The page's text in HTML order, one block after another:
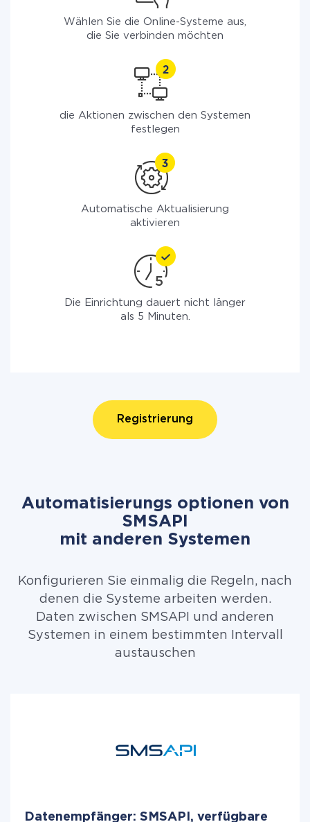
Wählen Sie die Online-Systeme aus,
die Sie verbinden möchten
die Aktionen zwischen den Systemen
festlegen
Automatische Aktualisierung
aktivieren
Die Einrichtung dauert nicht länger
als 5 Minuten.
Registrierung
Automatisierungs optionen von
SMSAPI
mit anderen Systemen
Konfigurieren Sie einmalig die Regeln, nach
denen die Systeme arbeiten werden.
Daten zwischen SMSAPI und anderen
Systemen in einem bestimmten Intervall
austauschen
Datenempfänger: SMSAPI, verfügbare